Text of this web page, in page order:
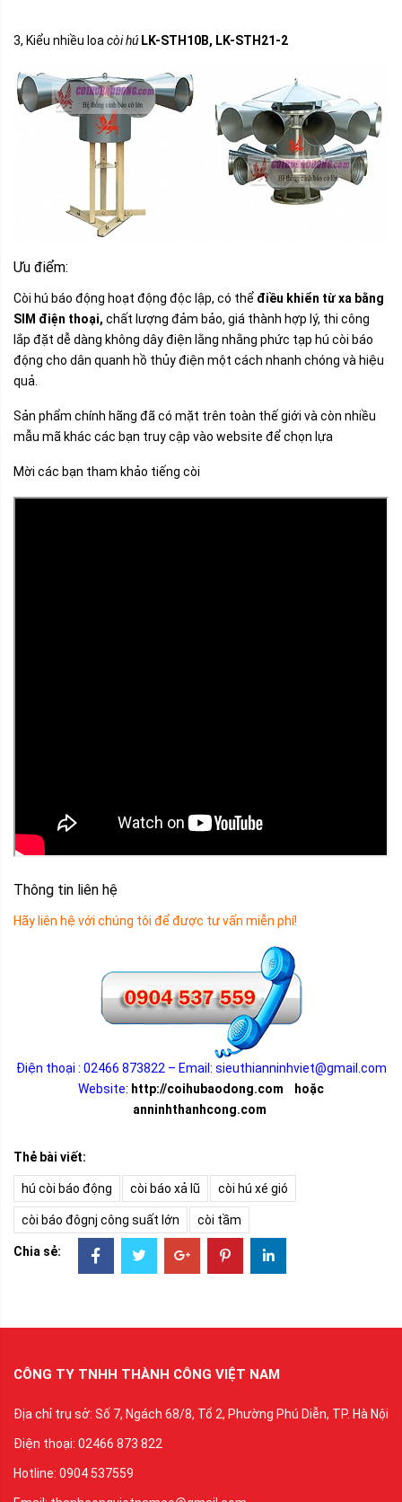
3, Kiểu nhiều loacòi hú LK-STH10B, LK-STH21-2
Ưu điểm:
Còi hú báo động hoạt động độc lập, có thể điều khiển từ xa bằng
SIM điện thoại, chất lượng đảm bảo, giá thành hợp lý, thi công
lắp đặt dễ dàng không dây điện lằng nhằng phức tạp hú còi báo
động cho dân quanh hồ thủy điện một cách nhanh chóng và hiệu
quả.
Sản phẩm chính hãng đã có mặt trên toàn thế giới và còn nhiều
mẫu mã khác các bạn truy cập vào website để chọn lựa
Mời các bạn tham khảo tiếng còi
Thông tin liên hệ
Hãy liên hệ với chúng tôi để được tư vấn miễn phí!
Điện thoại : 02466 873822 – Email: sieuthianninhviet@gmail.com
Website: http://coihubaodong.com hoặc
anninhthanhcong.com
Thẻ bài viết:
hú còi báo động còi báo xả lũ còi hú xé gió
còi báo đôgnj công suất lớn còi tầm
Chia sẻ:
CÔNG TY TNHH THÀNH CÔNG VIỆT NAM
Địa chỉ trụ sở: Số 7, Ngách 68/8, Tổ 2, Phường Phú Diễn, TP. Hà Nội
Điện thoại: 02466 873 822
Hotline: 0904 537559